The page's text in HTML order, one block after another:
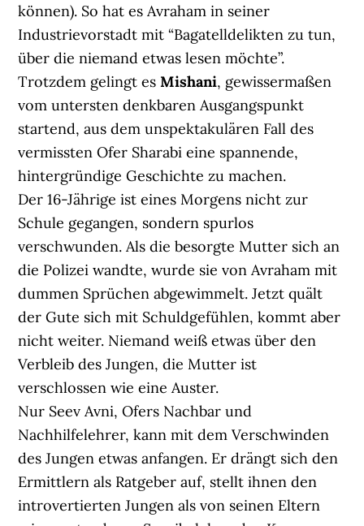
können). So hat es Avraham in seiner
Industrievorstadt mit “Bagatelldelikten zu tun,
über die niemand etwas lesen möchte”.
Trotzdem gelingt esMishani, gewissermaßen
vom untersten denkbaren Ausgangspunkt
startend, aus dem unspektakulären Fall des
vermissten Ofer Sharabi eine spannende,
hintergründige Geschichte zu machen.
Der 16-Jährige ist eines Morgens nicht zur
Schule gegangen, sondern spurlos
verschwunden. Als die besorgte Mutter sich an
die Polizei wandte, wurde sie von Avraham mit
dummen Sprüchen abgewimmelt. Jetzt quält
der Gute sich mit Schuldgefühlen, kommt aber
nicht weiter. Niemand weiß etwas über den
Verbleib des Jungen, die Mutter ist
verschlossen wie eine Auster.
Nur Seev Avni, Ofers Nachbar und
Nachhilfelehrer, kann mit dem Verschwinden
des Jungen etwas anfangen. Er drängt sich den
Ermittlern als Ratgeber auf, stellt ihnen den
introvertierten Jungen als von seinen Eltern